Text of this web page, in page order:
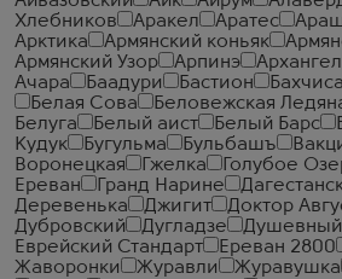
Хлебников
Аракел Аратес
Арктика
Армянский коньяк
Армянский Узор
Арпинэ
Ачара
Баадури Бастион
Белая Сова
Беловежская
Белуга
Белый аист Белый Барс
Кудук
Бугульма Бульбашъ
Воронецкая
Гжелка Голубое
Ереван
Гранд Нарине
Деревенька
Джигит Доктор
Дубровский
Дугладзе
Душевный
Еврейский Стандарт
Ереван 2800
Жаворонки
Журавли Журавушка